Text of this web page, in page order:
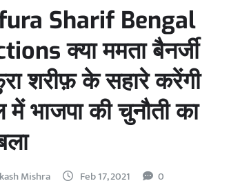
Sharif Bengal
क्या ममता बैनर्जी
शरीफ़ के सहारे करेंगी
में भाजपा की चुनौती का
Mishra Feb 17, 2021 0